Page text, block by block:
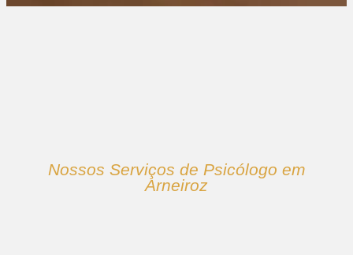
Nossos Serviços de Psicólogo em
Arneiroz